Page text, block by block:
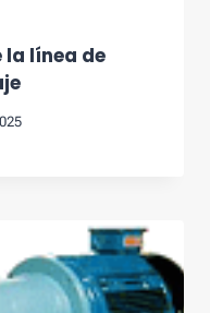
la línea de